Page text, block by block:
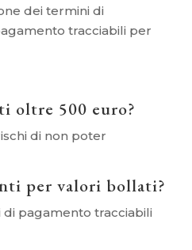
dei termini di
tracciabili per
oltre 500 euro?
di non poter
per valori bollati?
pagamento tracciabili